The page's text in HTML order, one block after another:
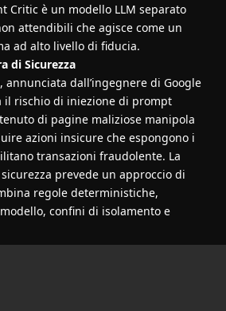
Critic è un modello LLM separato
attendibili che agisce come un
ad alto livello di fiducia.
di Sicurezza
annunciata dall’ingegnere di Google
il rischio di iniezione di prompt
di pagine maliziose manipola
azioni insicure che espongono i
transazioni fraudolente. La
prevede un approccio di
regole deterministiche,
confini di isolamento e